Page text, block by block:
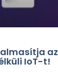
az
IoT-t!